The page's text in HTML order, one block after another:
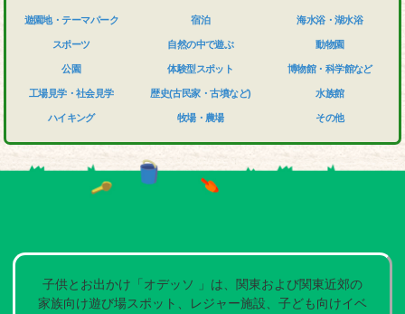
遊園地・テーマパーク
スポーツ
公園
工場見学・社会見学
ハイキング
宿泊
自然の中で遊ぶ
体験型スポット
歴史(古民家・古墳など)
牧場・農場
海水浴・湖水浴
動物園
博物館・科学館など
水族館
その他
子供とお出かけ「オデッソ 」は、関東および関東近郊の
家族向け遊び場スポット、レジャー施設、子ども向けイベ